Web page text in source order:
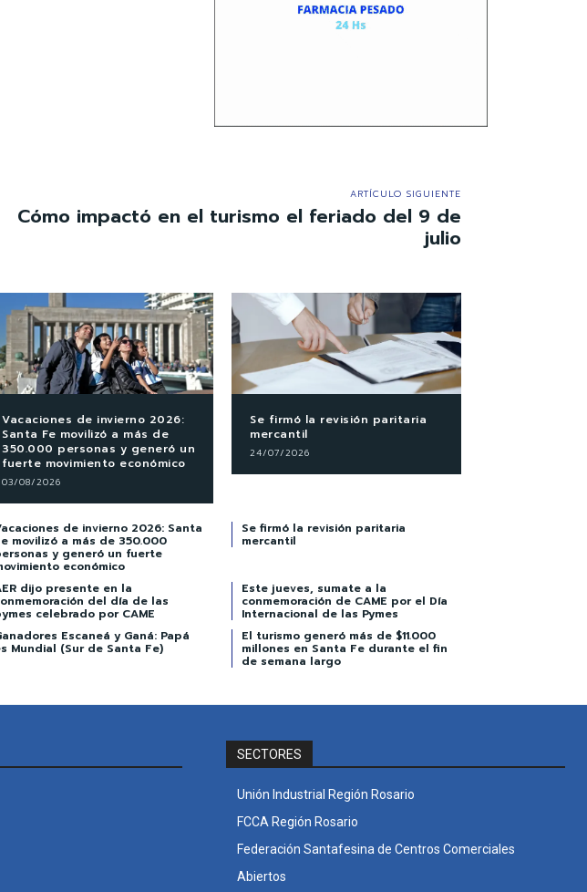
ARTÍCULO SIGUIENTE
Cómo impactó en el turismo el feriado del 9 de
julio
Vacaciones de invierno 2026:
Santa Fe movilizó a más de
350.000 personas y generó un
fuerte movimiento económico
03/08/2026
Se firmó la revisión paritaria
mercantil
24/07/2026
de invierno 2026: Santa
movilizó a más de 350.000
y generó un fuerte
económico
Se firmó la revisión paritaria
mercantil
dijo presente en la
del día de las
celebrado por CAME
Este jueves, sumate a la
conmemoración de CAME por el Día
Internacional de las Pymes
Escaneá y Ganá: Papá
Mundial (Sur de Santa Fe)
El turismo generó más de $11.000
millones en Santa Fe durante el fin
de semana largo
SECTORES
Unión Industrial Región Rosario
FCCA Región Rosario
Federación Santafesina de Centros Comerciales
Abiertos